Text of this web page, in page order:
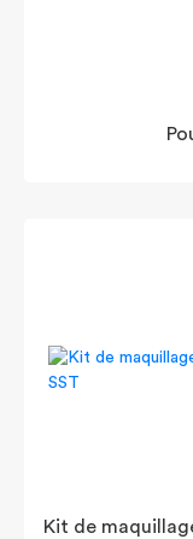
Kit de